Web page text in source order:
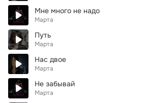
Мне много не надо
Марта
Путь
Марта
Нас двое
Марта
Не забывай
Марта